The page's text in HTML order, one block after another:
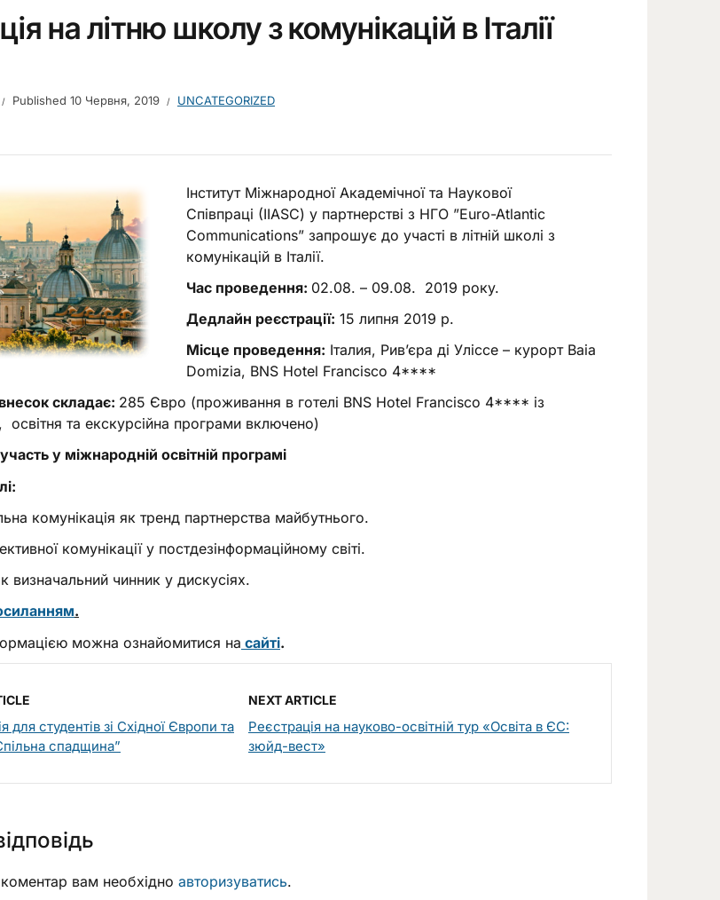
на літню школу з комунікацій в Італії
Published 10 Червня, 2019 UNCATEGORIZED
Інститут Міжнародної Академічної та Наукової
Співпраці (ІIASC) у партнерстві з НГО ”Euro-Atlantic
Communications” запрошує до участі в літній школі з
комунікацій в Італії.
Час проведення: 02.08. – 09.08. 2019 року.
Дедлайн реєстрації: 15 липня 2019 р.
Місце проведення: Італия, Рив’єра ді Уліссе – курорт Baia
Domizia, BNS Hotel Francisco 4****
складає: 285 Євро (проживання в готелі BNS Hotel Francisco 4**** із
та екскурсійна програми включено)
у міжнародній освітній програмі
комунікація як тренд партнерства майбутнього.
комунікації у постдезінформаційному світі.
визначальний чинник у дискусіях.
.
можна ознайомитися на сайті.
для студентів зі Східної Європи та
спадщина”
NEXT ARTICLE
Реєстрація на науково-освітній тур «Освіта в ЄС:
зюйд-вест»
вам необхідно авторизуватись.